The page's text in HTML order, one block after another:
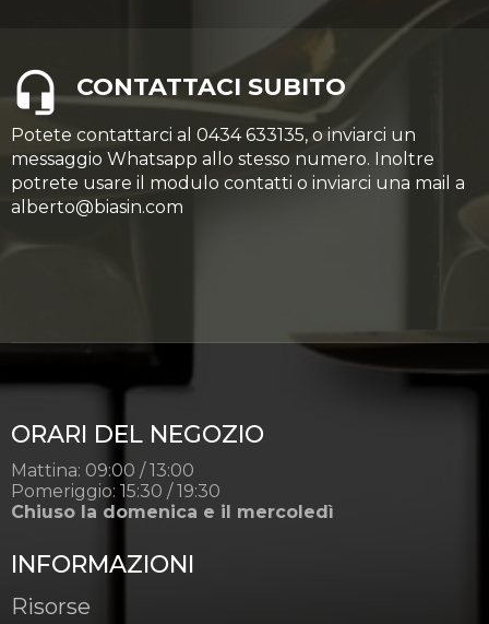
CONTATTACI SUBITO
Potete contattarci al 0434 633135, o inviarci un
messaggio Whatsapp allo stesso numero. Inoltre
potrete usare il modulo contatti o inviarci una mail a
alberto@biasin.com
ORARI DEL NEGOZIO
Mattina: 09:00 / 13:00
Pomeriggio: 15:30 / 19:30
Chiuso la domenica e il mercoledì
INFORMAZIONI
Risorse